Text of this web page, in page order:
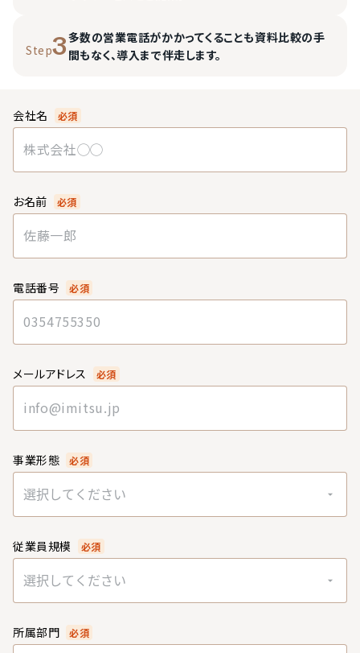
Step3多数の営業電話がかかってくることも資料比較の手
間もなく、導入まで伴走します。
会社名 必須
お名前 必須
電話番号 必須
メールアドレス 必須
事業形態 必須
選択してください
従業員規模 必須
選択してください
所属部門 必須